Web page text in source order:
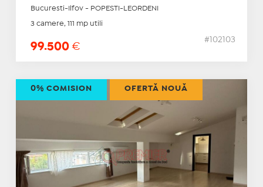
Bucuresti-Ilfov - POPESTI-LEORDENI
3 camere, 111 mp utili
99.500 €
#102103
0% COMISION OFERTĂ NOUĂ